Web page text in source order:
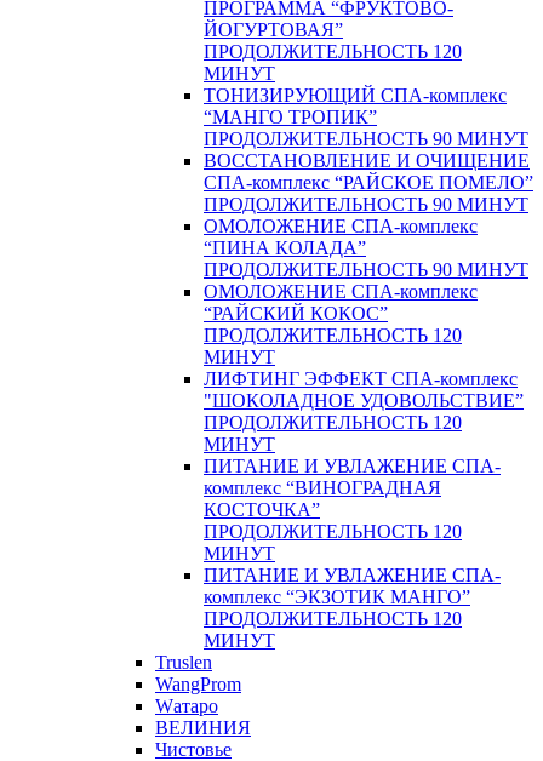
ПРОГРАММА “ФРУКТОВО-
ЙОГУРТОВАЯ”
ПРОДОЛЖИТЕЛЬНОСТЬ 120
МИНУТ
ТОНИЗИРУЮЩИЙ СПА-комплекс
“МАНГО ТРОПИК”
ПРОДОЛЖИТЕЛЬНОСТЬ 90 МИНУТ
ВОССТАНОВЛЕНИЕ И ОЧИЩЕНИЕ
СПА-комплекс “РАЙСКОЕ ПОМЕЛО”
ПРОДОЛЖИТЕЛЬНОСТЬ 90 МИНУТ
ОМОЛОЖЕНИЕ СПА-комплекс
“ПИНА КОЛАДА”
ПРОДОЛЖИТЕЛЬНОСТЬ 90 МИНУТ
ОМОЛОЖЕНИЕ СПА-комплекс
“РАЙСКИЙ КОКОС”
ПРОДОЛЖИТЕЛЬНОСТЬ 120
МИНУТ
ЛИФТИНГ ЭФФЕКТ СПА-комплекс
"ШОКОЛАДНОЕ УДОВОЛЬСТВИЕ”
ПРОДОЛЖИТЕЛЬНОСТЬ 120
МИНУТ
ПИТАНИЕ И УВЛАЖЕНИЕ СПА-
комплекс “ВИНОГРАДНАЯ
КОСТОЧКА”
ПРОДОЛЖИТЕЛЬНОСТЬ 120
МИНУТ
ПИТАНИЕ И УВЛАЖЕНИЕ СПА-
комплекс “ЭКЗОТИК МАНГО”
ПРОДОЛЖИТЕЛЬНОСТЬ 120
МИНУТ
Truslen
WangProm
Wатаро
ВЕЛИНИЯ
Чистовье